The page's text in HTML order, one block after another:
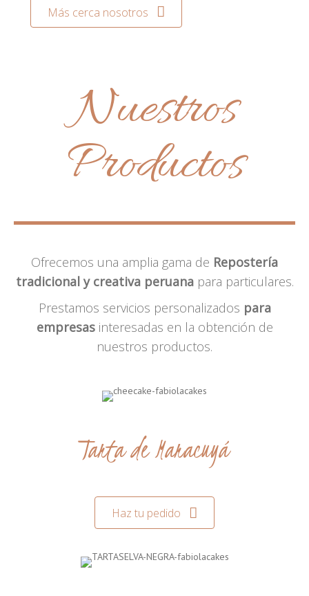
Más cerca nosotros
Nuestros
Productos
Ofrecemos una amplia gama de Repostería
tradicional y creativa peruanapara particulares.
Prestamos servicios personalizados para
empresasinteresadas en la obtención de
nuestros productos.
Tarta de Maracuyá
Haz tu pedido